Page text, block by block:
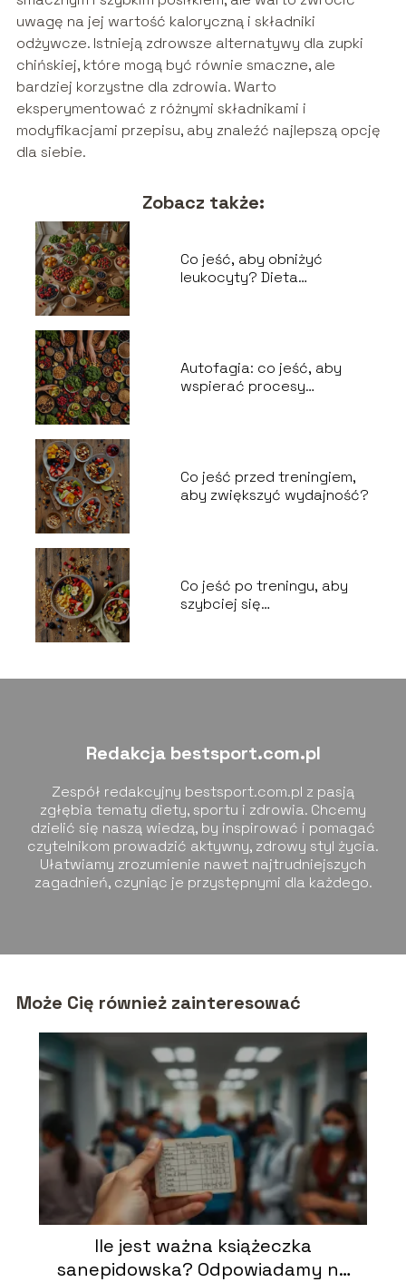
uwagę na jej wartość kaloryczną i składniki
odżywcze. Istnieją zdrowsze alternatywy dla zupki
chińskiej, które mogą być równie smaczne, ale
bardziej korzystne dla zdrowia. Warto
eksperymentować z różnymi składnikami i
modyfikacjami przepisu, aby znaleźć najlepszą opcję
dla siebie.
Zobacz także:
Co jeść, aby obniżyć
leukocyty? Dieta
Autofagia: co jeść, aby
wspierać procesy
Co jeść przed treningiem,
aby zwiększyć wydajność?
Co jeść po treningu, aby
szybciej się
Redakcja bestsport.com.pl
Zespół redakcyjny bestsport.com.pl z pasją
zgłębia tematy diety, sportu i zdrowia. Chcemy
dzielić się naszą wiedzą, by inspirować i pomagać
czytelnikom prowadzić aktywny, zdrowy styl życia.
Ułatwiamy zrozumienie nawet najtrudniejszych
zagadnień, czyniąc je przystępnymi dla każdego.
Może Cię również zainteresować
Ile jest ważna książeczka
sanepidowska? Odpowiadamy na